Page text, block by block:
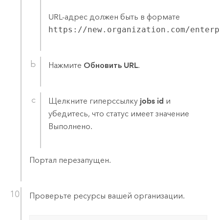
URL-адрес должен быть в формате
https://new.organization.com/
Нажмите Обновить URL.
Щелкните гиперссылку jobs id и
убедитесь, что статус имеет значение
Выполнено.
Портал перезапущен.
Проверьте ресурсы вашей организации.